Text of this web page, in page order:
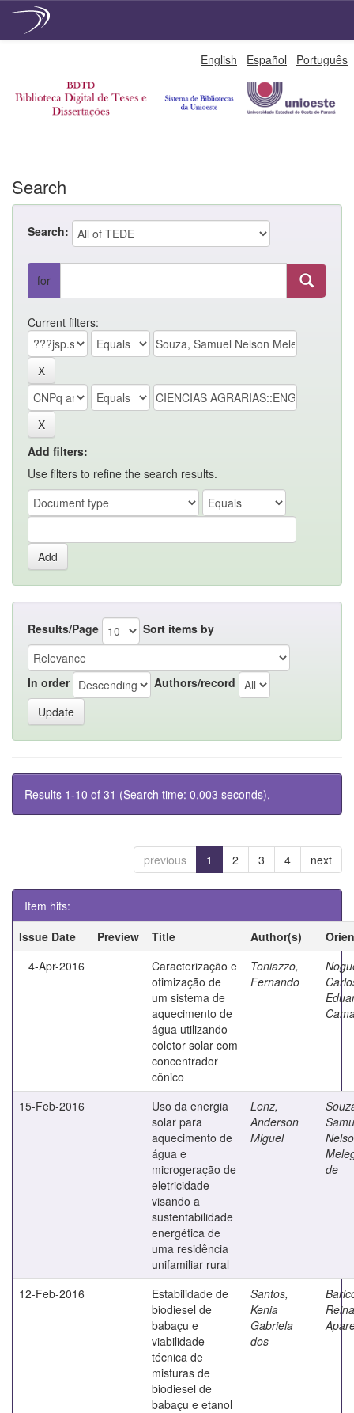
English Español Português
Search
Search:
for
Current filters:
Add filters:
Use filters to refine the search results.
Results/Page Sort items by
In order Authors/record
Results 1-10 of 31 (Search time: 0.003 seconds).
previous 1 2 3 4 next
Item hits:
Issue Date
Preview Title Author(s)
4-Apr-2016
Caracterização e
otimização de
um sistema de
aquecimento de
água utilizando
coletor solar com
concentrador
cônico
Toniazzo,
Fernando
15-Feb-2016
Uso da energia
solar para
aquecimento de
água e
microgeração de
eletricidade
visando a
sustentabilidade
energética de
uma residência
unifamiliar rural
Lenz,
Anderson
Miguel
de
12-Feb-2016
Estabilidade de
biodiesel de
babaçu e
viabilidade
técnica de
misturas de
biodiesel de
babaçu e etanol
Santos,
Kenia
Gabriela
dos